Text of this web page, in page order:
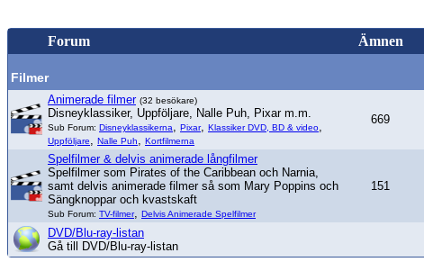
Forum Ämnen
Filmer
Animerade filmer (32 besökare)
Disneyklassiker, Uppföljare, Nalle Puh, Pixar m.m.
Sub Forum: Disneyklassikerna Pixar, Klassiker DVD, BD & video
Uppföljare Nalle Puh Kortfilmerna
669
Spelfilmer & delvis animerade långfilmer
Spelfilmer som Pirates of the Caribbean och Narnia,
samt delvis animerade filmer så som Mary Poppins och
Sängknoppar och kvastskaft
Sub Forum: TV-filmer, Delvis Animerade Spelfilmer
151
DVD/Blu-ray-listan
Gå till DVD/Blu-ray-listan